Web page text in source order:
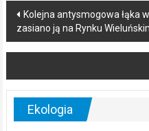
Post
navigation
Kolejna antysmogowa łąka
zasiano ją na Rynku
Ekologia